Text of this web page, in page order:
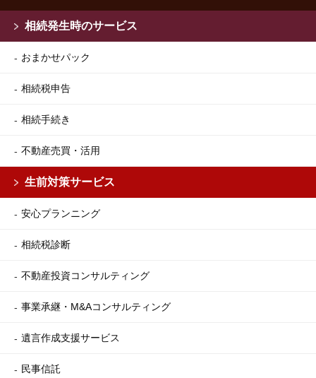
相続発生時のサービス
おまかせパック
相続税申告
相続手続き
不動産売買・活用
生前対策サービス
安心プランニング
相続税診断
不動産投資コンサルティング
事業承継・M&Aコンサルティング
遺言作成支援サービス
民事信託